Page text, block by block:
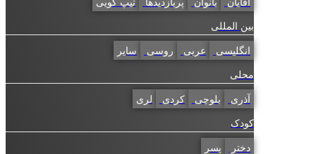
بانوان پربازدیدها تیپ گویی
بین المللی
انگلیسی عربی روسی سایر
محلی
بلوچی کردی لری
کودک
پسر